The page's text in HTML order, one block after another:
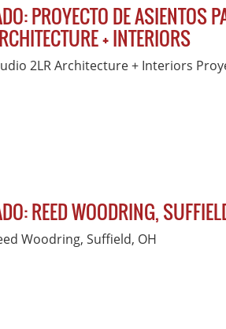
PROYECTO DE ASIENTOS
+ INTERIORS
2LR Architecture + Interiors
REED WOODRING,
Woodring, Suffield, OH